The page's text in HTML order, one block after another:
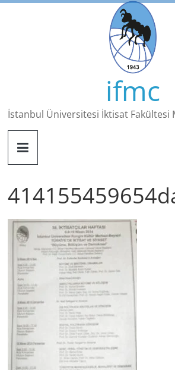
Skip
ifmc
İstanbul Üniversitesi İktisat Fakültesi